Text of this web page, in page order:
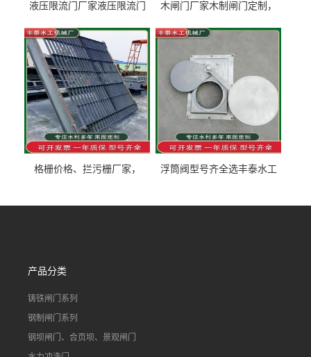
液压限流门厂家液压限流门
泰制造
木闸门厂家木制闸门定制，
型号齐全
格栅价格、拦污栅厂家，
浮筒阀型号齐全选丰泰水工
道水库电站污水处理钢制闸
产品分类
铸铁闸门系列
钢制闸门系列
钢坝闸门、合页坝、景观闸门